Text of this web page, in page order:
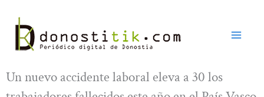
contenido
Un nuevo accidente laboral eleva a 30 los